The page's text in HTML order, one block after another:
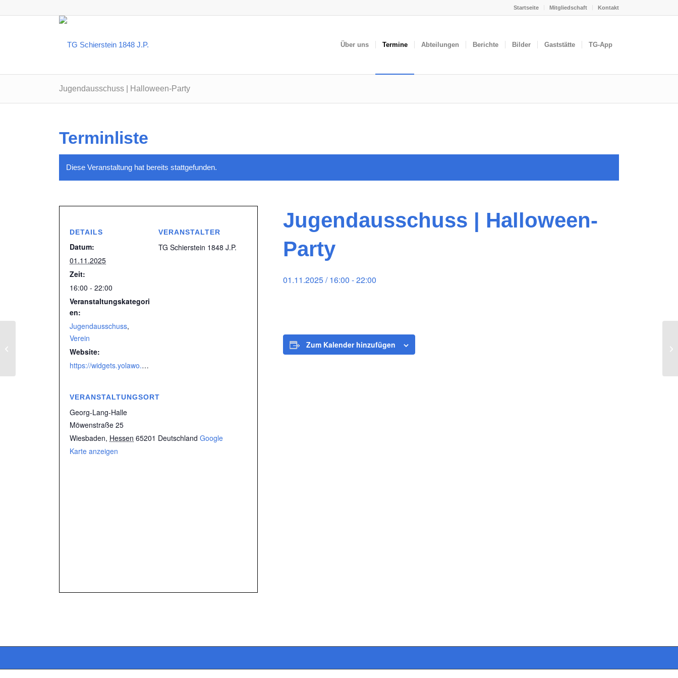
Startseite Mitgliedschaft Kontakt
Über uns Termine Abteilungen Berichte Bilder Gaststätte TG-App
Jugendausschuss | Halloween-Party
Terminliste
Diese Veranstaltung hat bereits stattgefunden.
Jugendausschuss | Halloween-
Party
01.11.2025 / 16:00 -22:00
Zum Kalender hinzufügen
DETAILS
Datum:
01.11.2025
Zeit:
16:00 - 22:00
Veranstaltungskategori
en:
Jugendausschuss,
Verein
Website:
https://widgets.yolawo.de/w/0/bookables/689c8fa912c7e74a90f7c31b?t=1761293158139
VERANSTALTER
TG Schierstein 1848 J.P.
VERANSTALTUNGSORT
Georg-Lang-Halle
Möwenstraße 25
Wiesbaden, Hessen 65201 Deutschland Google
Karte anzeigen
Babys in Bewegung |
Neue Kurse starten